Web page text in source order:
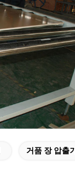
거품 장 압출기